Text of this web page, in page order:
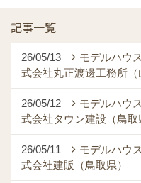
記事一覧
26/05/13
モデルハウ
式会社丸正渡邊工務所（
26/05/12
モデルハウ
式会社タウン建設（鳥取
26/05/11
モデルハウ
式会社建販（鳥取県）